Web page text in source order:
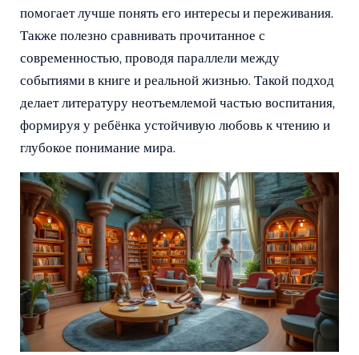
помогает лучше понять его интересы и переживания.
Также полезно сравнивать прочитанное с
современностью, проводя параллели между
событиями в книге и реальной жизнью. Такой подход
делает литературу неотъемлемой частью воспитания,
формируя у ребёнка устойчивую любовь к чтению и
глубокое понимание мира.